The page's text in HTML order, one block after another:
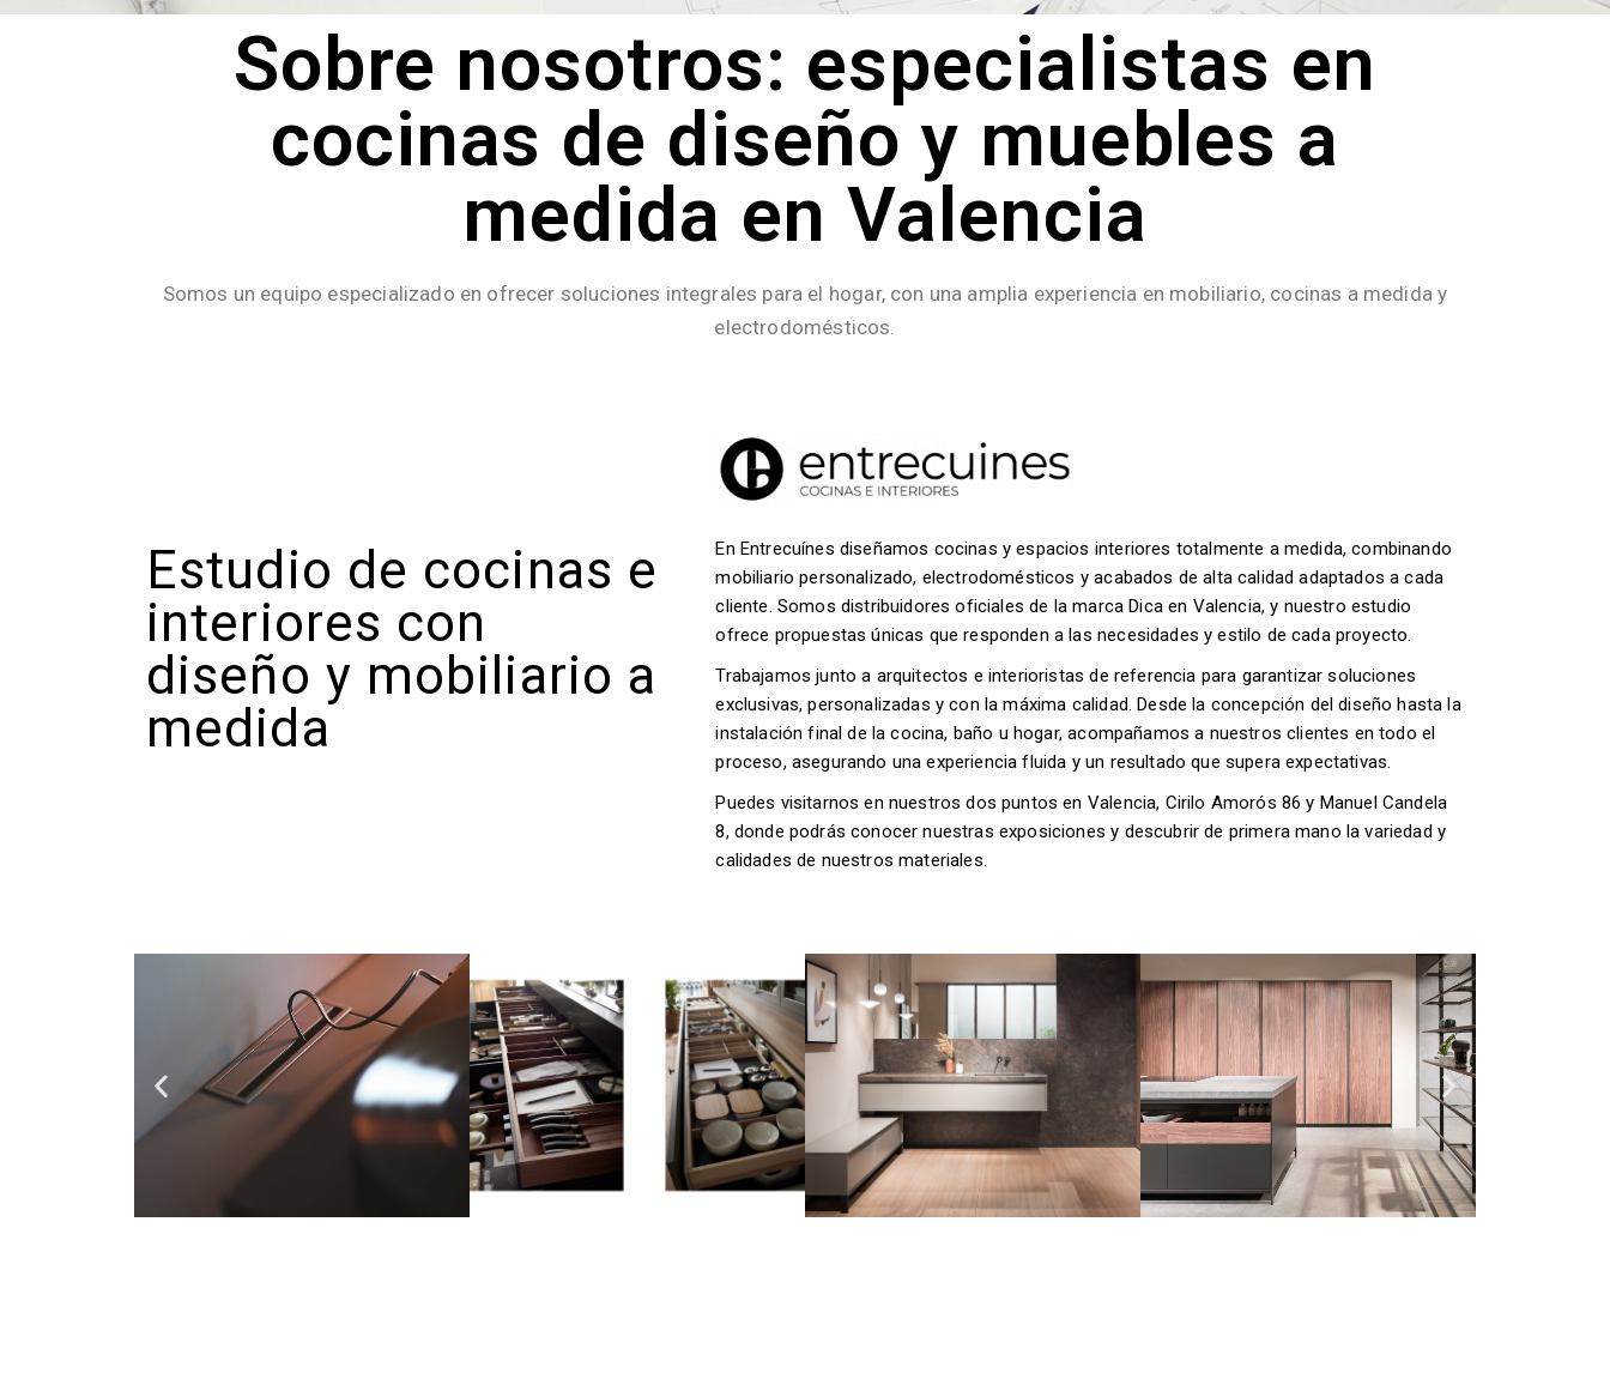
Sobre nosotros: especialistas en
cocinas de diseño y muebles a
medida en Valencia
Somos un equipo especializado en ofrecer soluciones integrales para el hogar, con una amplia experiencia en mobiliario, cocinas a medida y
electrodomésticos.
Estudio de cocinas e
interiores con
diseño y mobiliario a
medida​
En Entrecuínes diseñamos cocinas y espacios interiores totalmente a medida, combinando
mobiliario personalizado, electrodomésticos y acabados de alta calidad adaptados a cada
cliente. Somos distribuidores oficiales de la marca Dica en Valencia, y nuestro estudio
ofrece propuestas únicas que responden a las necesidades y estilo de cada proyecto.
Trabajamos junto a arquitectos e interioristas de referencia para garantizar soluciones
exclusivas, personalizadas y con la máxima calidad. Desde la concepción del diseño hasta la
instalación final de la cocina, baño u hogar, acompañamos a nuestros clientes en todo el
proceso, asegurando una experiencia fluida y un resultado que supera expectativas.
Puedes visitarnos en nuestros dos puntos en Valencia, Cirilo Amorós 86 y Manuel Candela
8, donde podrás conocer nuestras exposiciones y descubrir de primera mano la variedad y
calidades de nuestros materiales.